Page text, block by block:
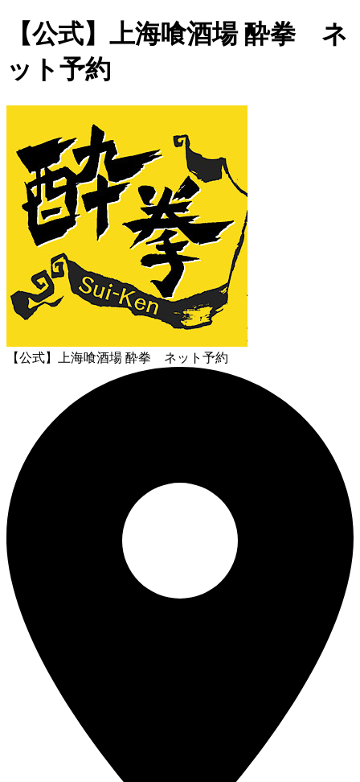
【公式】上海喰酒場 酔拳 ネ
ット予約
【公式】上海喰酒場 酔拳 ネット予約